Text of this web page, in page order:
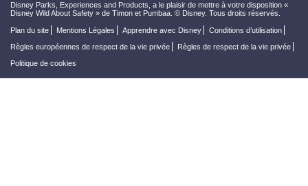
Disney Parks, Experiences and Products, a le plaisir de mettre à votre disposition «
Disney Wild About Safety » de Timon et Pumbaa. © Disney. Tous droits réservés.
Plan du site Mentions Légales Apprendre avec Disney
Conditions d’utilisation
Règles européennes de respect de la vie privée
Règles de respect de la vie privée
Politique de cookies